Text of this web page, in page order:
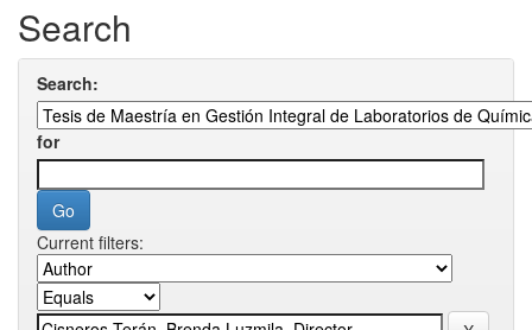
Search
Search:
for
Current filters: